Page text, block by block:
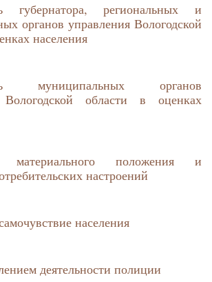
губернатора, региональных и
органов управления Вологодской
населения
муниципальных органов
Вологодской области в оценках
материального положения и
настроений
населения
деятельности полиции